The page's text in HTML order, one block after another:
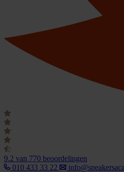
9.2 van 770 beoordelingen
010 433 33 22